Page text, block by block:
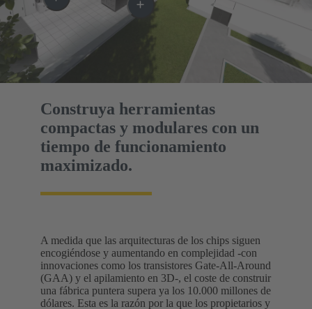
Construya herramientas
compactas y modulares con un
tiempo de funcionamiento
maximizado.
A medida que las arquitecturas de los chips siguen
encogiéndose y aumentando en complejidad -con
innovaciones como los transistores Gate-All-Around
(GAA) y el apilamiento en 3D-, el coste de construir
una fábrica puntera supera ya los 10.000 millones de
dólares. Esta es la razón por la que los propietarios y